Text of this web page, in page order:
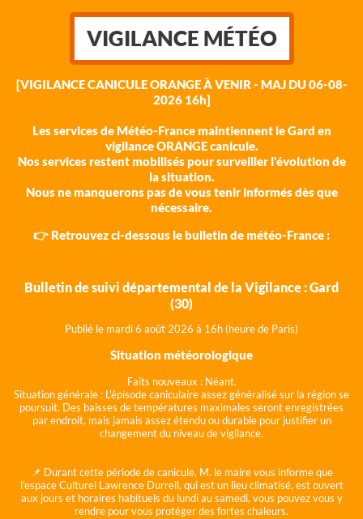
VIGILANCE MÉTÉO
[VIGILANCE CANICULE ORANGE À VENIR - MAJ DU 06-08-
2026 16h]
Les services de Météo-France maintiennent le Gard en
vigilance ORANGE canicule.
Nos services restent mobilisés pour surveiller l'évolution de
la situation.
Nous ne manquerons pas de vous tenir informés dès que
nécessaire.
👉 Retrouvez ci-dessous le bulletin de météo-France :
Bulletin de suivi départemental de la Vigilance : Gard
(30)
Publié le mardi 6 août 2026 à 16h (heure de Paris)
Situation météorologique
Faits nouveaux : Néant.
Situation générale : L'épisode caniculaire assez généralisé sur la région se
poursuit. Des baisses de températures maximales seront enregistrées
par endroit, mais jamais assez étendu ou durable pour justifier un
changement du niveau de vigilance.
📌 Durant cette période de canicule, M. le maire vous informe que
l'espace Culturel Lawrence Durrell, qui est un lieu climatisé, est ouvert
aux jours et horaires habituels du lundi au samedi, vous pouvez vous y
rendre pour vous protéger des fortes chaleurs.